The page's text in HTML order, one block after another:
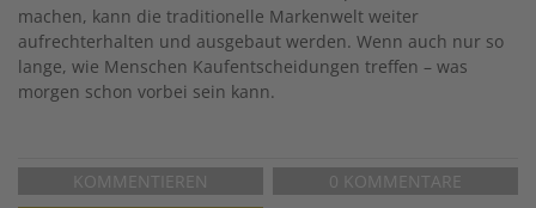
machen, kann die traditionelle Markenwelt weiter
aufrechterhalten und ausgebaut werden. Wenn auch nur so
lange, wie Menschen Kaufentscheidungen treffen – was
morgen schon vorbei sein kann.
KOMMENTIEREN
0 KOMMENTARE